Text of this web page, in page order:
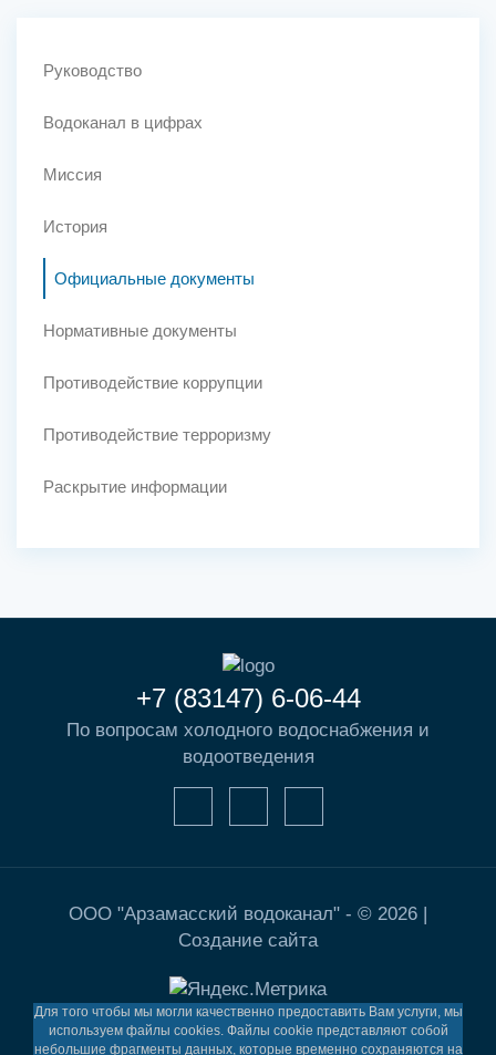
Руководство
Водоканал в цифрах
Миссия
История
Официальные документы
Нормативные документы
Противодействие коррупции
Противодействие терроризму
Раскрытие информации
+7 (83147) 6-06-44
По вопросам холодного водоснабжения и
водоотведения
ООО "Арзамасский водоканал" - © 2026 |
Создание сайта
Для того чтобы мы могли качественно предоставить Вам услуги, мы
используем файлы cookies. Файлы cookie представляют собой
небольшие фрагменты данных, которые временно сохраняются на